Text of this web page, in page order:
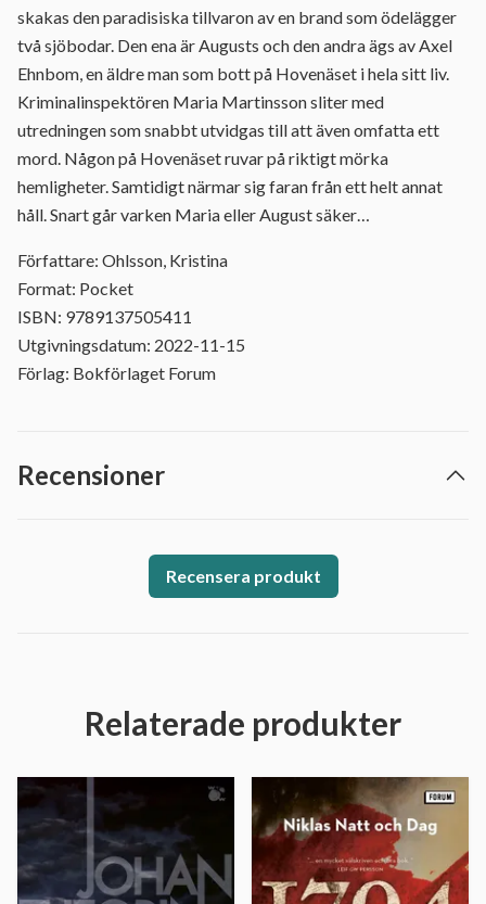
skakas den paradisiska tillvaron av en brand som ödelägger
två sjöbodar. Den ena är Augusts och den andra ägs av Axel
Ehnbom, en äldre man som bott på Hovenäset i hela sitt liv.
Kriminalinspektören Maria Martinsson sliter med
utredningen som snabbt utvidgas till att även omfatta ett
mord. Någon på Hovenäset ruvar på riktigt mörka
hemligheter. Samtidigt närmar sig faran från ett helt annat
håll. Snart går varken Maria eller August säker…
Författare: Ohlsson, Kristina
Format: Pocket
ISBN: 9789137505411
Utgivningsdatum: 2022-11-15
Förlag: Bokförlaget Forum
Recensioner
Recensera produkt
Relaterade produkter